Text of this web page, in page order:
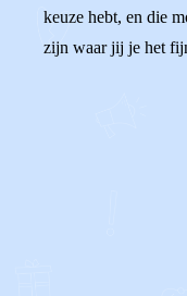
keuze hebt, en die
zijn waar jij je het